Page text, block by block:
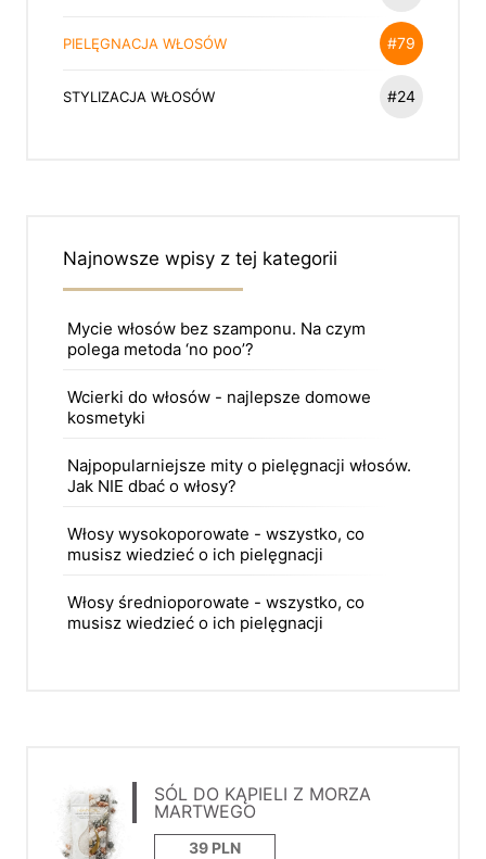
PIELĘGNACJA WŁOSÓW #79
STYLIZACJA WŁOSÓW #24
Najnowsze wpisy z tej kategorii
Mycie włosów bez szamponu. Na czym
polega metoda ‘no poo’?
Wcierki do włosów - najlepsze domowe
kosmetyki
Najpopularniejsze mity o pielęgnacji włosów.
Jak NIE dbać o włosy?
Włosy wysokoporowate - wszystko, co
musisz wiedzieć o ich pielęgnacji
Włosy średnioporowate - wszystko, co
musisz wiedzieć o ich pielęgnacji
SÓL DO KĄPIELI Z MORZA
MARTWEGO